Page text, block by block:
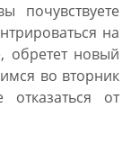
почувствуете
на
обретет новый
во вторник
от